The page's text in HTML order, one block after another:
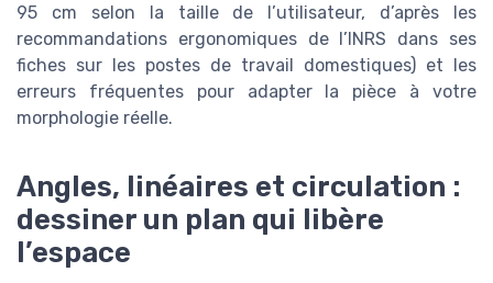
95 cm selon la taille de l’utilisateur, d’après les
recommandations ergonomiques de l’INRS dans ses
fiches sur les postes de travail domestiques) et les
erreurs fréquentes pour adapter la pièce à votre
morphologie réelle.
Angles, linéaires et circulation :
dessiner un plan qui libère
l’espace